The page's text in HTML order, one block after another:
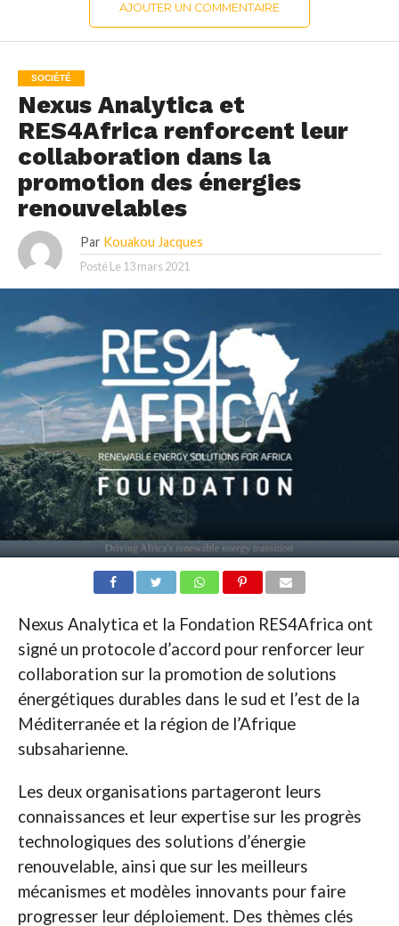
AJOUTER UN COMMENTAIRE
SOCIÉTÉ
Nexus Analytica et
RES4Africa renforcent leur
collaboration dans la
promotion des énergies
renouvelables
Par Kouakou Jacques
Posté Le 13 mars 2021
Nexus Analytica et la Fondation RES4Africa ont
signé un protocole d’accord pour renforcer leur
collaboration sur la promotion de solutions
énergétiques durables dans le sud et l’est de la
Méditerranée et la région de l’Afrique
subsaharienne.
Les deux organisations partageront leurs
connaissances et leur expertise sur les progrès
technologiques des solutions d’énergie
renouvelable, ainsi que sur les meilleurs
mécanismes et modèles innovants pour faire
progresser leur déploiement. Des thèmes clés